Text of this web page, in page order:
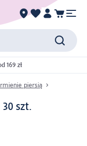
169 zł
piersią
30 szt.